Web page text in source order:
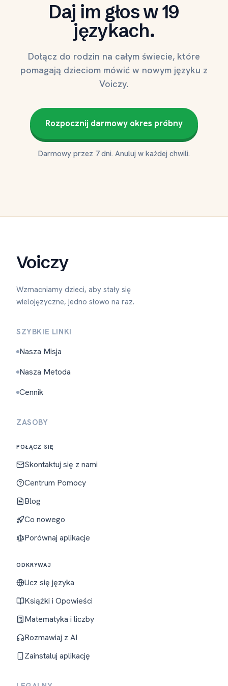
Daj im głos w 19
językach.
Dołącz do rodzin na całym świecie, które
pomagają dzieciom mówić w nowym języku z
Voiczy.
Rozpocznij darmowy okres próbny
Darmowy przez 7 dni. Anuluj w każdej chwili.
Voiczy
Wzmacniamy dzieci, aby stały się
wielojęzyczne, jedno słowo na raz.
SZYBKIE LINKI
Nasza Misja
Nasza Metoda
Cennik
ZASOBY
POŁĄCZ SIĘ
Skontaktuj się z nami
Centrum Pomocy
Blog
Co nowego
Porównaj aplikacje
ODKRYWAJ
Ucz się języka
Książki i Opowieści
Matematyka i liczby
Rozmawiaj z AI
Zainstaluj aplikację